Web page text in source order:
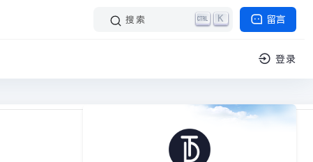
留言
搜索 K
登录